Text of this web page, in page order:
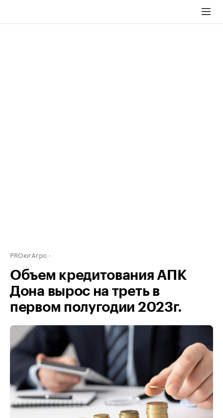
PROюгАгро
Объем кредитования АПК
Дона вырос на треть в
первом полугодии 2023г.